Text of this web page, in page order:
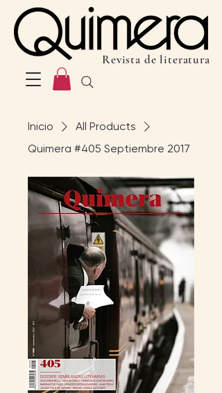
Revista de literatura
Inicio
All Products
Quimera #405 Septiembre 2017